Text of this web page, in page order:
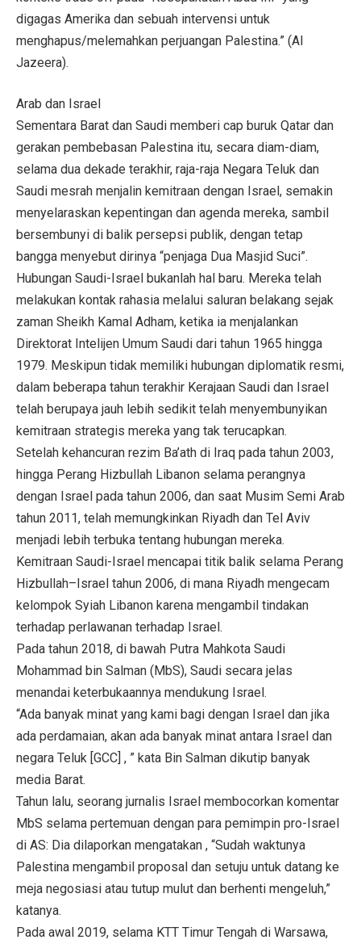
digagas Amerika dan sebuah intervensi untuk
menghapus/melemahkan perjuangan Palestina.” (Al
Jazeera).
Arab dan Israel
Sementara Barat dan Saudi memberi cap buruk Qatar dan
gerakan pembebasan Palestina itu, secara diam-diam,
selama dua dekade terakhir, raja-raja Negara Teluk dan
Saudi mesrah menjalin kemitraan dengan Israel, semakin
menyelaraskan kepentingan dan agenda mereka, sambil
bersembunyi di balik persepsi publik, dengan tetap
bangga menyebut dirinya “penjaga Dua Masjid Suci”.
Hubungan Saudi-Israel bukanlah hal baru. Mereka telah
melakukan kontak rahasia melalui saluran belakang sejak
zaman Sheikh Kamal Adham, ketika ia menjalankan
Direktorat Intelijen Umum Saudi dari tahun 1965 hingga
1979. Meskipun tidak memiliki hubungan diplomatik resmi,
dalam beberapa tahun terakhir Kerajaan Saudi dan Israel
telah berupaya jauh lebih sedikit telah menyembunyikan
kemitraan strategis mereka yang tak terucapkan.
Setelah kehancuran rezim Ba’ath di Iraq pada tahun 2003,
hingga Perang Hizbullah Libanon selama perangnya
dengan Israel pada tahun 2006, dan saat Musim Semi Arab
tahun 2011, telah memungkinkan Riyadh dan Tel Aviv
menjadi lebih terbuka tentang hubungan mereka.
Kemitraan Saudi-Israel mencapai titik balik selama Perang
Hizbullah–Israel tahun 2006, di mana Riyadh mengecam
kelompok Syiah Libanon karena mengambil tindakan
terhadap perlawanan terhadap Israel.
Pada tahun 2018, di bawah Putra Mahkota Saudi
Mohammad bin Salman (MbS), Saudi secara jelas
menandai keterbukaannya mendukung Israel.
“Ada banyak minat yang kami bagi dengan Israel dan jika
ada perdamaian, akan ada banyak minat antara Israel dan
negara Teluk [GCC] , ” kata Bin Salman dikutip banyak
media Barat.
Tahun lalu, seorang jurnalis Israel membocorkan komentar
MbS selama pertemuan dengan para pemimpin pro-Israel
di AS: Dia dilaporkan mengatakan , “Sudah waktunya
Palestina mengambil proposal dan setuju untuk datang ke
meja negosiasi atau tutup mulut dan berhenti mengeluh,”
katanya.
Pada awal 2019, selama KTT Timur Tengah di Warsawa,